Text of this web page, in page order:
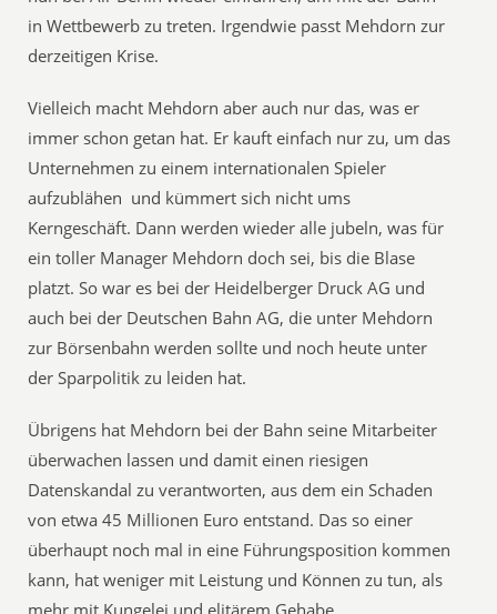
in Wettbewerb zu treten. Irgendwie passt Mehdorn zur
derzeitigen Krise.
Vielleich macht Mehdorn aber auch nur das, was er
immer schon getan hat. Er kauft einfach nur zu, um das
Unternehmen zu einem internationalen Spieler
aufzublähen und kümmert sich nicht ums
Kerngeschäft. Dann werden wieder alle jubeln, was für
ein toller Manager Mehdorn doch sei, bis die Blase
platzt. So war es bei der Heidelberger Druck AG und
auch bei der Deutschen Bahn AG, die unter Mehdorn
zur Börsenbahn werden sollte und noch heute unter
der Sparpolitik zu leiden hat.
Übrigens hat Mehdorn bei der Bahn seine Mitarbeiter
überwachen lassen und damit einen riesigen
Datenskandal zu verantworten, aus dem ein Schaden
von etwa 45 Millionen Euro entstand. Das so einer
überhaupt noch mal in eine Führungsposition kommen
kann, hat weniger mit Leistung und Können zu tun, als
mehr mit Kungelei und elitärem Gehabe.